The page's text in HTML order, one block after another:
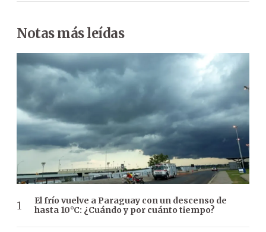
Notas más leídas
El frío vuelve a Paraguay con un descenso de
hasta 10°C: ¿Cuándo y por cuánto tiempo?